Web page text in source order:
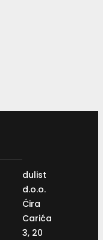
dulist
d.o.o.
Ćira
Carića
3, 20